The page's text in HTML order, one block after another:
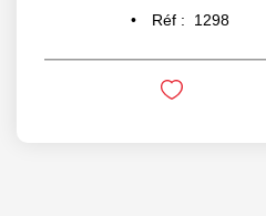
Réf :
1298